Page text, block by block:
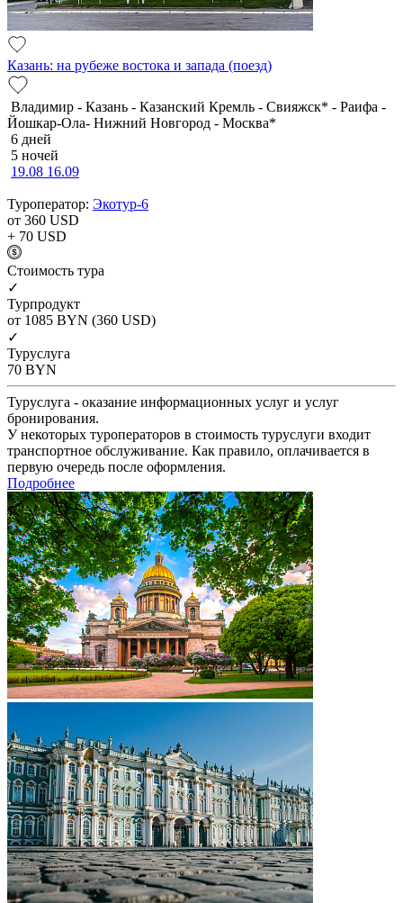
Казань: на рубеже востока и запада (поезд)
Владимир - Казань - Казанский Кремль - Свияжск* - Раифа -
Йошкар-Ола- Нижний Новгород - Москва*
6 дней
5 ночей
19.08 16.09
Туроператор: Экотур-6
от 360 USD
+ 70 USD
Cтоимость тура
✓
Турпродукт
от 1085 BYN (360 USD)
✓
Туруслуга
70 BYN
Туруслуга - оказание информационных услуг и услуг
бронирования.
У некоторых туроператоров в стоимость туруслуги входит
транспортное обслуживание. Как правило, оплачивается в
первую очередь после оформления.
Подробнее